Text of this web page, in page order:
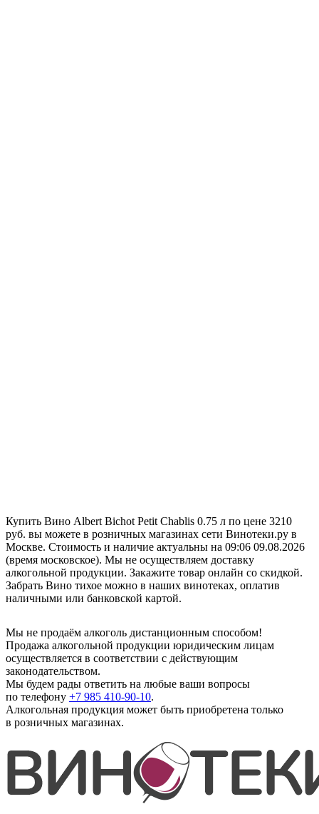
Купить Вино Albert Bichot Petit Chablis 0.75 л по цене 3210
руб. вы можете в розничных магазинах сети Винотеки.ру в
Москве. Стоимость и наличие актуальны на 09:06 09.08.2026
(время московское). Мы не осуществляем доставку
алкогольной продукции. Закажите товар онлайн со скидкой.
Забрать Вино тихое можно в наших винотеках, оплатив
наличными или банковской картой.
Мы не продаём алкоголь дистанционным способом!
Продажа алкогольной продукции юридическим лицам
осуществляется в соответствии с действующим
законодательством.
Мы будем рады ответить на любые ваши вопросы
по телефону +7 985 410-90-10.
Алкогольная продукция может быть приобретена только
в розничных магазинах.